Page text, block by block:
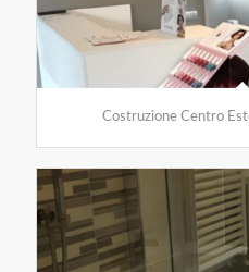
Costruzione Centro